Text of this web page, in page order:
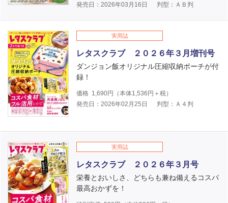
発売日：2026年03月16日
判型：ＡＢ判
実用誌
レタスクラブ ２０２６年３月増刊号
ダンジョン飯オリジナル圧縮収納ポーチが付
録！
価格 1,690円（本体1,536 円＋税）
発売日：2026年02月25日
判型：Ａ４判
実用誌
レタスクラブ ２０２６年３月号
栄養とおいしさ、どちらも兼ね備えるコスパ
最高おかずを！